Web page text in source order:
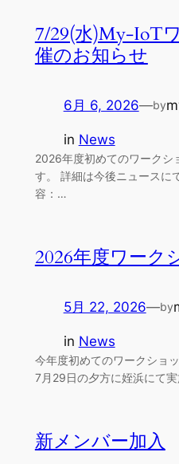
7/29(水)My-IoT
催のお知らせ
6月 6, 2026—by
in News
2026年度初めてのワークシ
す。 詳細は今後ニュースに
容：…
2026年度ワーク
5月 22, 2026—by
in News
今年度初めてのワークショ
7月29日の夕方に姪浜にて
新メンバー加入